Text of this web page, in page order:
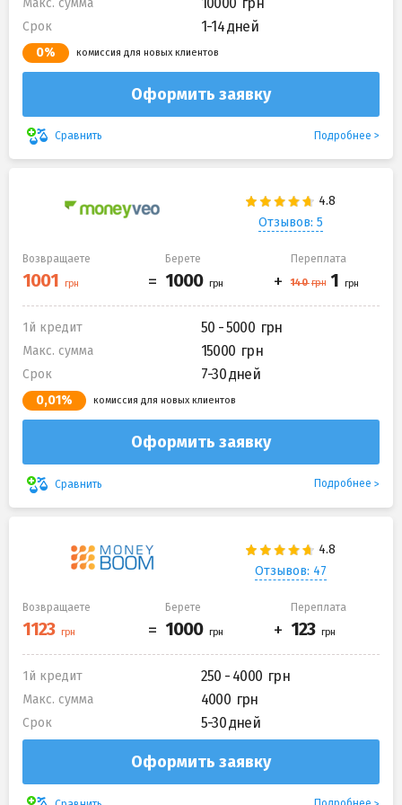
Срок 1-14 дней
0% комиссия для новых клиентов
Оформить заявку
Сравнить Подробнее
Отзывов: 5
Возвращаете Берете Переплата
1й кредит 50 - 5000
Макс. сумма 15000
Срок 7-30 дней
0,01% комиссия для новых клиентов
Оформить заявку
Сравнить Подробнее
Отзывов: 47
Возвращаете Берете Переплата
1й кредит 250 - 4000
Макс. сумма 4000
Срок 5-30 дней
Оформить заявку